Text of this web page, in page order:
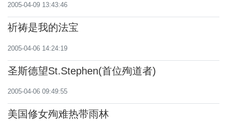
2005-04-09 13:43:46
祈祷是我的法宝
2005-04-06 14:24:19
圣斯德望St.Stephen(首位殉道者)
2005-04-06 09:49:55
美国修女殉难热带雨林